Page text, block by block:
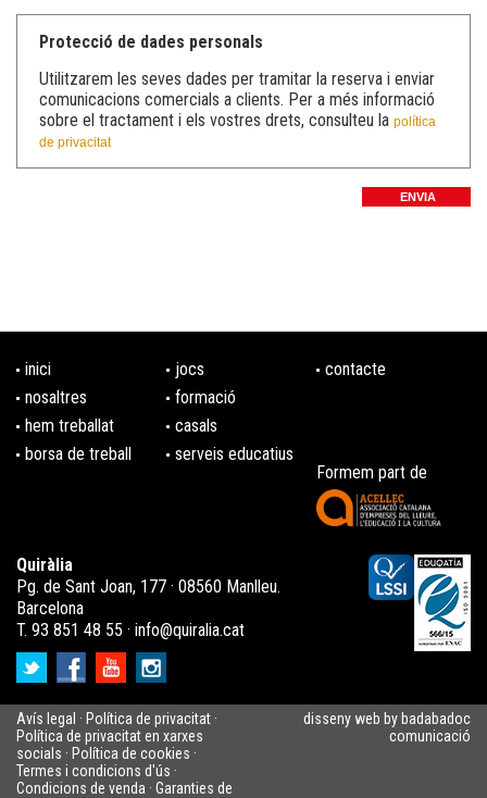
Protecció de dades personals
Utilitzarem les seves dades per tramitar la reserva i enviar
comunicacions comercials a clients. Per a més informació
sobre el tractament i els vostres drets, consulteu la política
de privacitat
inici
nosaltres
hem treballat
borsa de treball
jocs
formació
casals
serveis educatius
contacte
Formem part de
Quiràlia
Pg. de Sant Joan, 177 · 08560 Manlleu.
Barcelona
T. 93 851 48 55 · info@quiralia.cat
Avís legal · Política de privacitat ·
Política de privacitat en xarxes
socials · Política de cookies ·
Termes i condicions d'ús ·
Condicions de venda · Garanties de
disseny web by badabadoc
comunicació